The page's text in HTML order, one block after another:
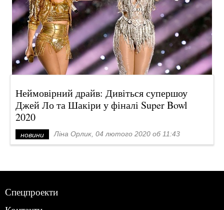
Неймовірний драйв: Дивіться супершоу
Джей Ло та Шакіри у фіналі Super Bowl
2020
новини Ліна Орлик, 04 лютого 2020 об 11:43
Спецпроекти